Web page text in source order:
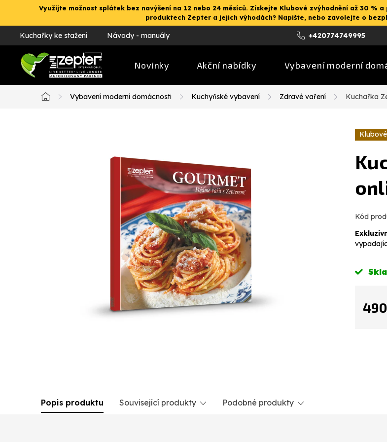
Využijte možnost splátek bez navýšení na 12 nebo 24 měsíců. Získejte Klubové zvýhodnění až 30 %
produktech Zepter a jejich výhodách? Napište, nebo zavolejte o
+420774749995
Kuchařky ke stažení Návody - manuály
Novinky Akční nabídky Vybavení moderní
Domů
Vybavení moderní domácnosti Kuchyňské vybavení Zdravé vaření Kuchařka
Kód
Popis produktu Související produkty Podobné produkty